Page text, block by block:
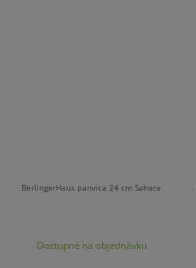
BerlingerHaus panvica 24 cm Sahara
Dostupné na objednávku